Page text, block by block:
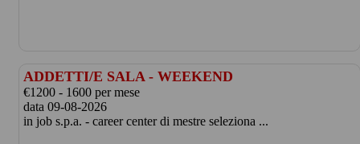
ADDETTI/E SALA - WEEKEND
€1200 - 1600 per mese
data 09-08-2026
in job s.p.a. - career center di mestre seleziona ...